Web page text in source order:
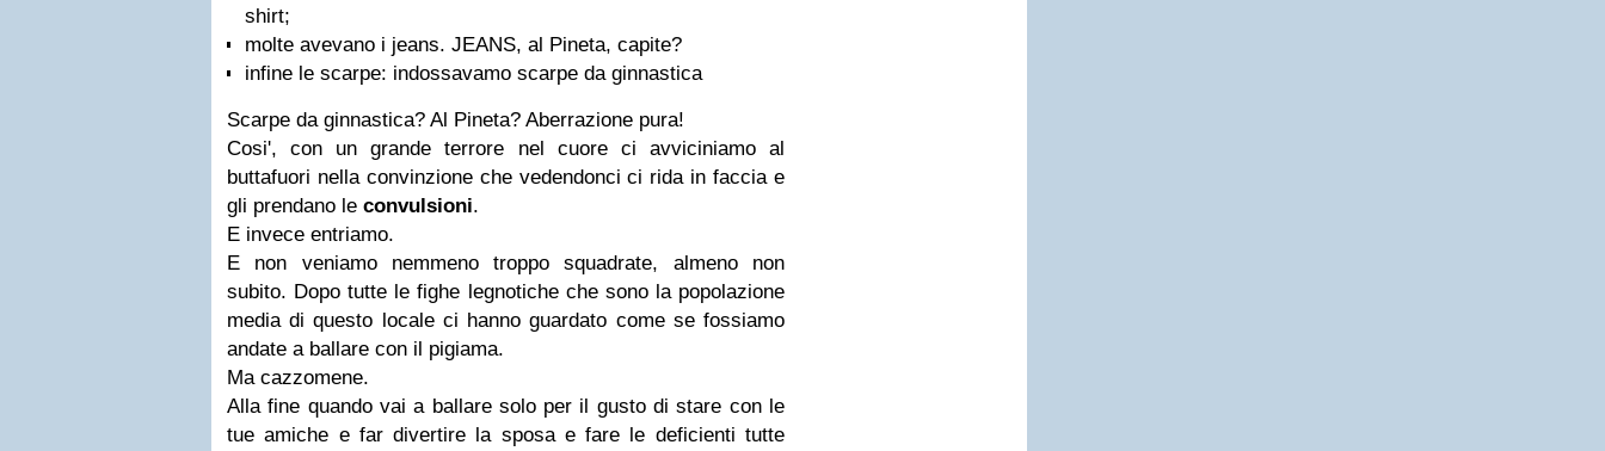
shirt;
molte avevano i jeans. JEANS, al Pineta, capite?
infine le scarpe: indossavamo scarpe da ginnastica
Scarpe da ginnastica? Al Pineta? Aberrazione pura!
Cosi', con un grande terrore nel cuore ci avviciniamo al
buttafuori nella convinzione che vedendonci ci rida in faccia e
gli prendano le convulsioni.
E invece entriamo.
E non veniamo nemmeno troppo squadrate, almeno non
subito. Dopo tutte le fighe legnotiche che sono la popolazione
media di questo locale ci hanno guardato come se fossiamo
andate a ballare con il pigiama.
Ma cazzomene.
Alla fine quando vai a ballare solo per il gusto di stare con le
tue amiche e far divertire la sposa e fare le deficienti tutte